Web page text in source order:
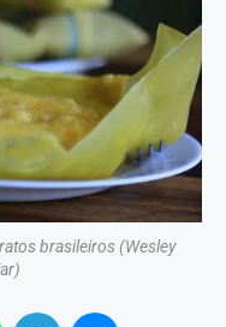
brasileiros (Wesley